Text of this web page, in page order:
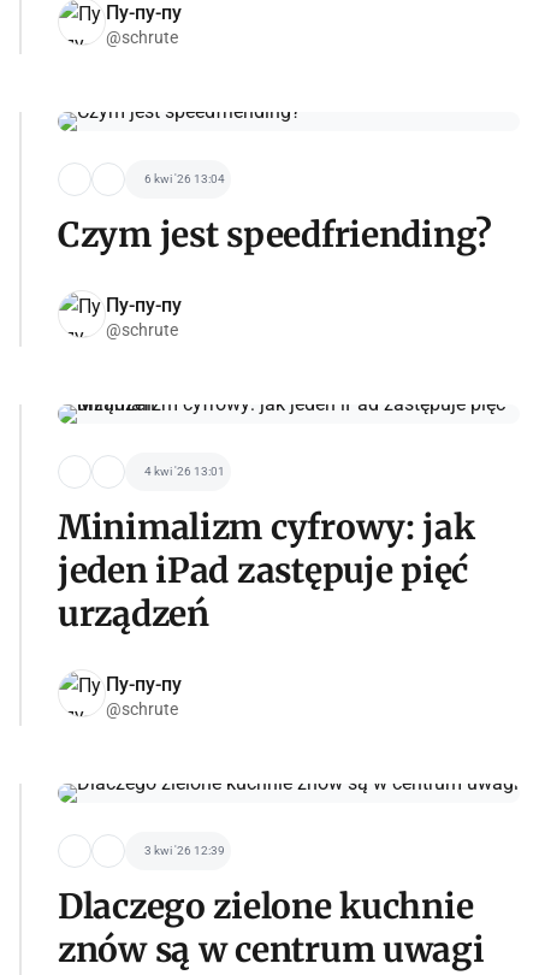
Пу-пу-пу
@schrute
6 kwi '26 13:04
Czym jest speedfriending?
Пу-пу-пу
@schrute
4 kwi '26 13:01
Minimalizm cyfrowy: jak
jeden iPad zastępuje pięć
urządzeń
Пу-пу-пу
@schrute
3 kwi '26 12:39
Dlaczego zielone kuchnie
znów są w centrum uwagi